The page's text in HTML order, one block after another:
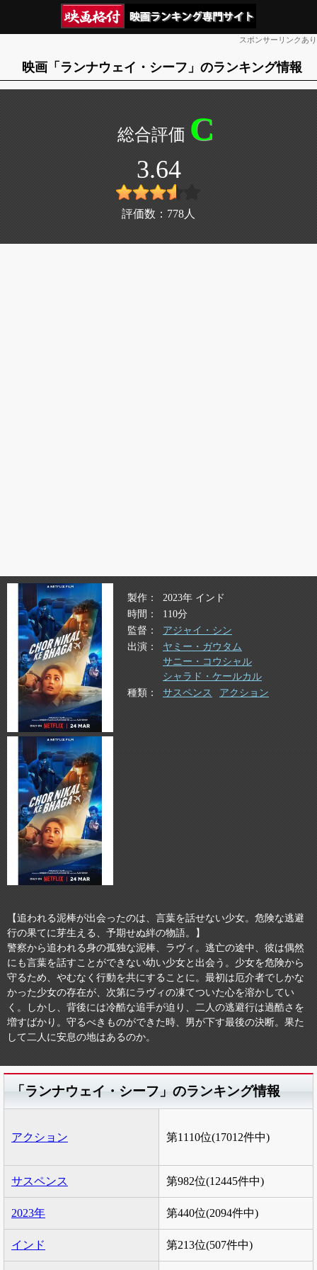
スポンサーリンクあり
映画「ランナウェイ・シーフ」のランキング情報
C
3.64
評価数： 778 人
製作
2023年 インド
時間
110分
監督
アジャイ・シン
出演
ヤミー・ガウタム
サニー・コウシャル
シャラド・ケールカル
種類
サスペンス アクション
【追われる泥棒が出会ったのは、言葉を話せない少女。危険な逃避
行の果てに芽生える、予期せぬ絆の物語。】
警察から追われる身の孤独な泥棒、ラヴィ。逃亡の途中、彼は偶然
にも言葉を話すことができない幼い少女と出会う。少女を危険から
守るため、やむなく行動を共にすることに。最初は厄介者でしかな
かった少女の存在が、次第にラヴィの凍てついた心を溶かしてい
く。しかし、背後には冷酷な追手が迫り、二人の逃避行は過酷さを
増すばかり。守るべきものができた時、男が下す最後の決断。果た
して二人に安息の地はあるのか。
「ランナウェイ・シーフ」のランキング情報
アクション 第1110位(17012件中)
サスペンス 第982位(12445件中)
2023年 第440位(2094件中)
インド 第213位(507件中)